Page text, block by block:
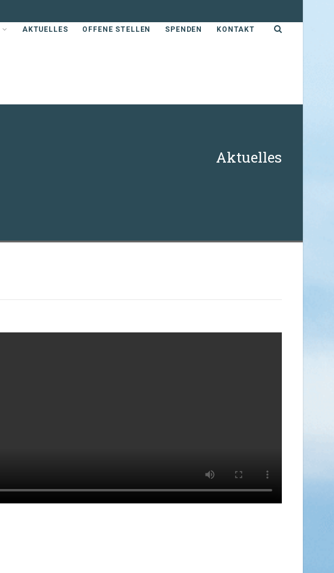
AKTUELLES OFFENE STELLEN SPENDEN KONTAKT
Aktuelles